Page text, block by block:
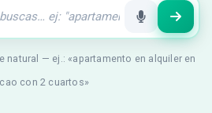
natural — ej.: «apartamento en alquiler en
con 2 cuartos»